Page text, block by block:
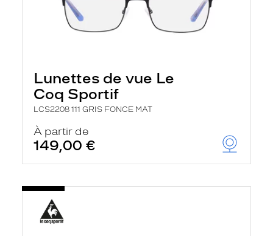
Lunettes de vue Le
Coq Sportif
LCS2208 111 GRIS FONCE MAT
À partir de
149,00 €